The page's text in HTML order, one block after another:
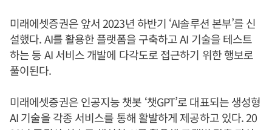
미래에셋증권은 앞서 2023년 하반기 ‘AI솔루션 본부’를 신
설했다. AI를 활용한 플랫폼을 구축하고 AI 기술을 테스트
하는 등 AI 서비스 개발에 다각도로 접근하기 위한 행보로
풀이된다.
미래에셋증권은 인공지능 챗봇 ‘챗GPT’로 대표되는 생성형
AI 기술을 각종 서비스를 통해 활발하게 제공하고 있다. 20